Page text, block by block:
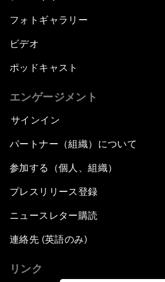
フォトギャラリー
ビデオ
ポッドキャスト
エンゲージメント
サインイン
パートナー（組織）について
参加する（個人、組織）
プレスリリース登録
ニュースレター購読
連絡先 (英語のみ)
リンク